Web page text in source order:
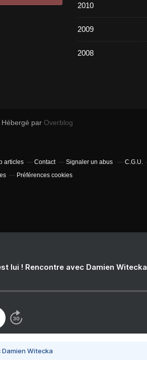
2010
2009
2008
par Overblog
articles Contact Signaler un abus C.G.U.
Préférences cookies
lui ! Rencontre avec Damien Witecka
Witecka